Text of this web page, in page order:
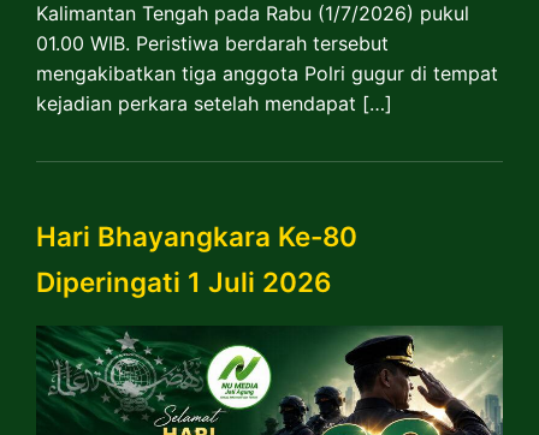
Kalimantan Tengah pada Rabu (1/7/2026) pukul
01.00 WIB. Peristiwa berdarah tersebut
mengakibatkan tiga anggota Polri gugur di tempat
kejadian perkara setelah mendapat […]
Hari Bhayangkara Ke-80
Diperingati 1 Juli 2026